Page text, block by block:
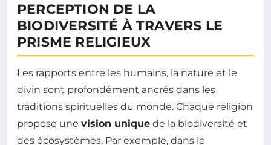
PERCEPTION DE LA
BIODIVERSITÉ À TRAVERS LE
PRISME RELIGIEUX
Les rapports entre les humains, la nature et le
divin sont profondément ancrés dans les
traditions spirituelles du monde. Chaque religion
propose une vision unique de la biodiversité et
des écosystèmes. Par exemple, dans le